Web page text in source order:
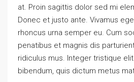
at. Proin sagittis dolor sed mi
Donec et justo ante. Vivamus
rhoncus urna semper eu. Cum
penatibus et magnis dis
ridiculus mus. Integer tristique
bibendum, quis dictum metus